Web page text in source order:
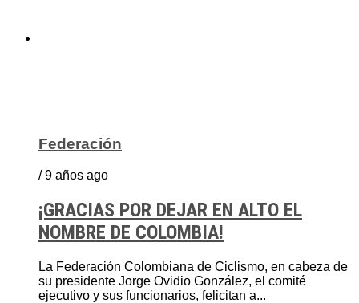
Federación
/ 9 años ago
¡GRACIAS POR DEJAR EN ALTO EL
NOMBRE DE COLOMBIA!
La Federación Colombiana de Ciclismo, en cabeza de
su presidente Jorge Ovidio González, el comité
ejecutivo y sus funcionarios, felicitan a...